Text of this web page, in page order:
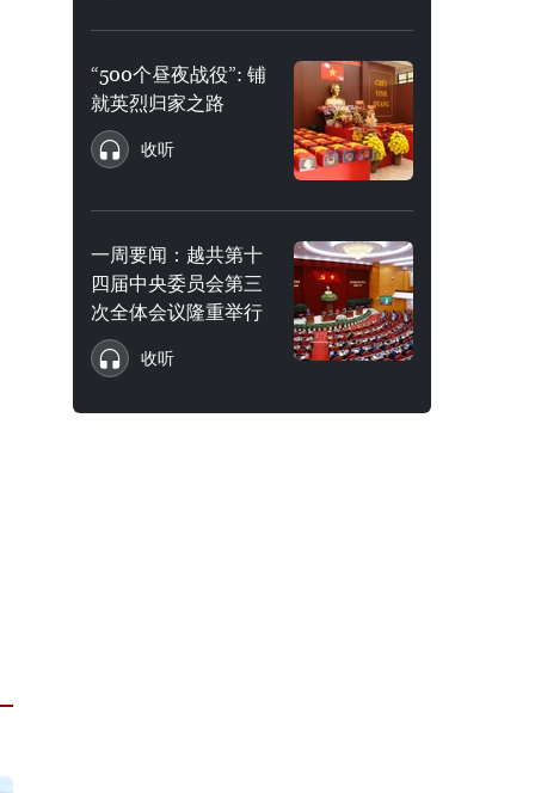
“500个昼夜战役”: 铺
就英烈归家之路
收听
一周要闻：越共第十
四届中央委员会第三
次全体会议隆重举行
收听